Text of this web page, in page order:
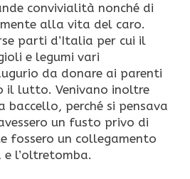
convivialità nonché di
alla vita del caro.
parti d’Italia per cui il
e legumi vari
da donare ai parenti
il lutto. Venivano inoltre
baccello, perché si pensava
un fusto privo di
fossero un collegamento
l’oltretomba.